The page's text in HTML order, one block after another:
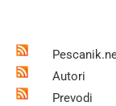
Autori
Prevodi